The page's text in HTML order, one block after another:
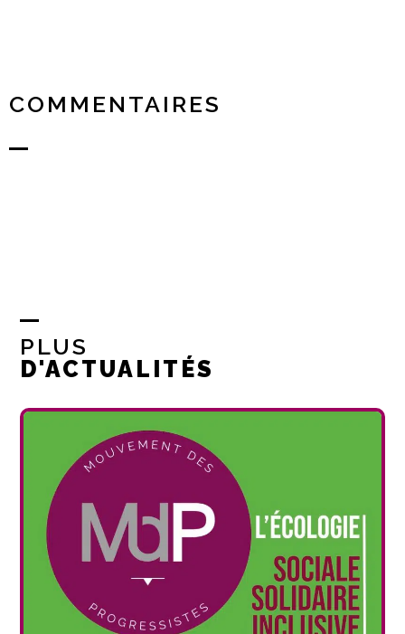
COMMENTAIRES
PLUS
D'ACTUALITÉS